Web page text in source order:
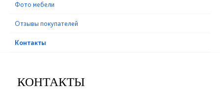
Фото мебели
Отзывы покупателей
Контакты
КОНТАКТЫ